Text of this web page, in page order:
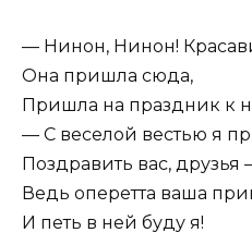
— Нинон, Нинон!
Она пришла сюда,
Пришла на праздник к
— С веселой вестью я
Поздравить вас, друзья –
Ведь оперетта ваша
И петь в ней буду я!